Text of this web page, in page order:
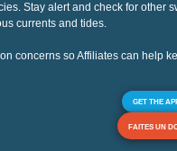
Stay alert and check for other
currents and tides.
concerns so Affiliates can help
GET THE
FAITES UN